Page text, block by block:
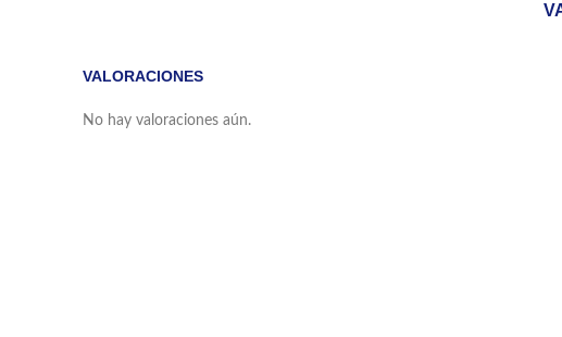
VALORACIONES
No hay valoraciones aún.